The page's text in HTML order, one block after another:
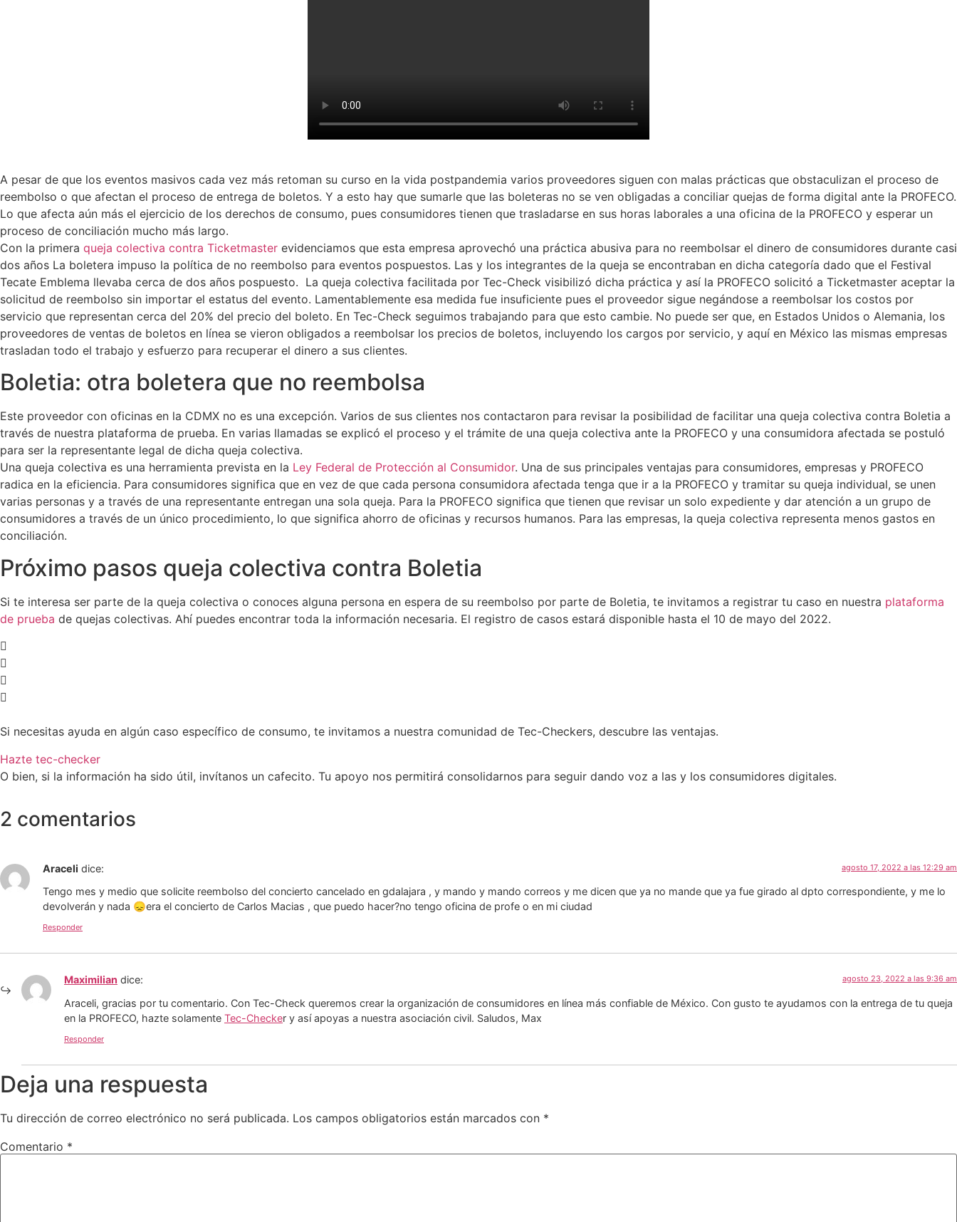
A pesar de que los eventos masivos cada vez más retoman su curso en la vida postpandemia varios proveedores siguen con malas prácticas que obstaculizan el proceso de
reembolso o que afectan el proceso de entrega de boletos. Y a esto hay que sumarle que las boleteras no se ven obligadas a conciliar quejas de forma digital ante la PROFECO.
Lo que afecta aún más el ejercicio de los derechos de consumo, pues consumidores tienen que trasladarse en sus horas laborales a una oficina de la PROFECO y esperar un
proceso de conciliación mucho más largo.
Con la primera queja colectiva contra Ticketmaster evidenciamos que esta empresa aprovechó una práctica abusiva para no reembolsar el dinero de consumidores durante casi
dos años La boletera impuso la política de no reembolso para eventos pospuestos. Las y los integrantes de la queja se encontraban en dicha categoría dado que el Festival
Tecate Emblema llevaba cerca de dos años pospuesto. La queja colectiva facilitada por Tec-Check visibilizó dicha práctica y así la PROFECO solicitó a Ticketmaster aceptar la
solicitud de reembolso sin importar el estatus del evento. Lamentablemente esa medida fue insuficiente pues el proveedor sigue negándose a reembolsar los costos por
servicio que representan cerca del 20% del precio del boleto. En Tec-Check seguimos trabajando para que esto cambie. No puede ser que, en Estados Unidos o Alemania, los
proveedores de ventas de boletos en línea se vieron obligados a reembolsar los precios de boletos, incluyendo los cargos por servicio, y aquí en México las mismas empresas
trasladan todo el trabajo y esfuerzo para recuperar el dinero a sus clientes.
Boletia: otra boletera que no reembolsa
Este proveedor con oficinas en la CDMX no es una excepción. Varios de sus clientes nos contactaron para revisar la posibilidad de facilitar una queja colectiva contra Boletia a
través de nuestra plataforma de prueba. En varias llamadas se explicó el proceso y el trámite de una queja colectiva ante la PROFECO y una consumidora afectada se postuló
para ser la representante legal de dicha queja colectiva.
Una queja colectiva es una herramienta prevista en la Ley Federal de Protección al Consumidor. Una de sus principales ventajas para consumidores, empresas y PROFECO
radica en la eficiencia. Para consumidores significa que en vez de que cada persona consumidora afectada tenga que ir a la PROFECO y tramitar su queja individual, se unen
varias personas y a través de una representante entregan una sola queja. Para la PROFECO significa que tienen que revisar un solo expediente y dar atención a un grupo de
consumidores a través de un único procedimiento, lo que significa ahorro de oficinas y recursos humanos. Para las empresas, la queja colectiva representa menos gastos en
conciliación.
Próximo pasos queja colectiva contra Boletia
Si te interesa ser parte de la queja colectiva o conoces alguna persona en espera de su reembolso por parte de Boletia, te invitamos a registrar tu caso en nuestra plataforma
de prueba de quejas colectivas. Ahí puedes encontrar toda la información necesaria. El registro de casos estará disponible hasta el 10 de mayo del 2022.
Si necesitas ayuda en algún caso específico de consumo, te invitamos a nuestra comunidad de Tec-Checkers, descubre las ventajas.
Hazte tec-checker
O bien, si la información ha sido útil, invítanos un cafecito. Tu apoyo nos permitirá consolidarnos para seguir dando voz a las y los consumidores digitales.
2 comentarios
Araceli dice: agosto 17, 2022 a las 12:29 am
Tengo mes y medio que solicite reembolso del concierto cancelado en gdalajara , y mando y mando correos y me dicen que ya no mande que ya fue girado al dpto correspondiente, y me lo
devolverán y nada 😞era el concierto de Carlos Macias , que puedo hacer?no tengo oficina de profe o en mi ciudad
Responder
Maximilian dice: agosto 23, 2022 a las 9:36 am
Araceli, gracias por tu comentario. Con Tec-Check queremos crear la organización de consumidores en línea más confiable de México. Con gusto te ayudamos con la entrega de tu queja
en la PROFECO, hazte solamente Tec-Checker y así apoyas a nuestra asociación civil. Saludos, Max
Responder
Deja una respuesta
Tu dirección de correo electrónico no será publicada. Los campos obligatorios están marcados con *
Comentario *